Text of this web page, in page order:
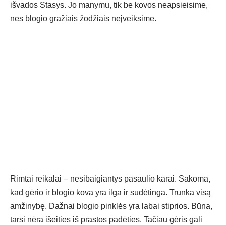
išvados Stasys. Jo manymu, tik be kovos neapsieisime,
nes blogio gražiais žodžiais neįveiksime.
Rimtai reikalai – nesibaigiantys pasaulio karai. Sakoma,
kad gėrio ir blogio kova yra ilga ir sudėtinga. Trunka visą
amžinybę. Dažnai blogio pinklės yra labai stiprios. Būna,
tarsi nėra išeities iš prastos padėties. Tačiau gėris gali